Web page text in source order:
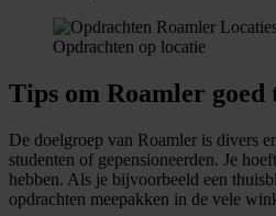
Opdrachten op locatie
Tips om Roamler goed
De doelgroep van Roamler is divers
studenten of gepensioneerden. Je
hebben. Als je bijvoorbeeld een
opdrachten meepakken in de vele